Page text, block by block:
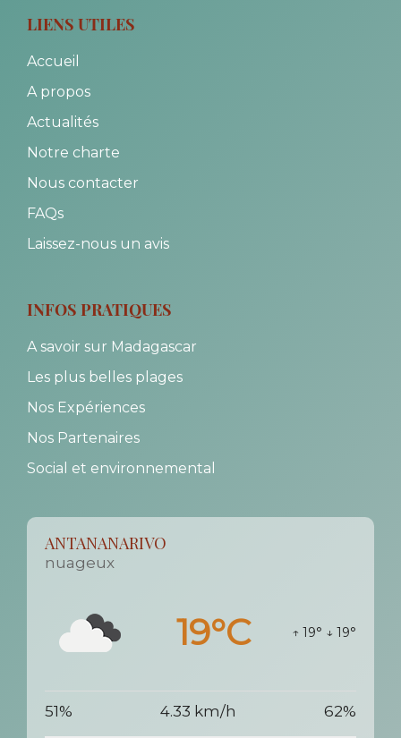
LIENS UTILES
Accueil
A propos
Actualités
Notre charte
Nous contacter
FAQs
Laissez-nous un avis
INFOS PRATIQUES
A savoir sur Madagascar
Les plus belles plages
Nos Expériences
Nos Partenaires
Social et environnemental
ANTANANARIVO
nuageux
19°C ↑ 19° ↓ 19°
51% 4.33 km/h 62%